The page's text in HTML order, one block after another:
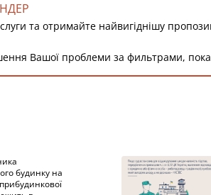
та отримайте найвигіднішу
Вашої проблеми за фильтрами,
будинку на